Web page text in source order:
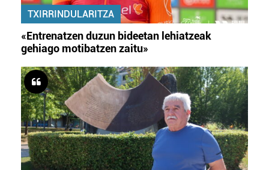
TXIRRINDULARITZA
«Entrenatzen duzun bideetan lehiatzeak
gehiago motibatzen zaitu»